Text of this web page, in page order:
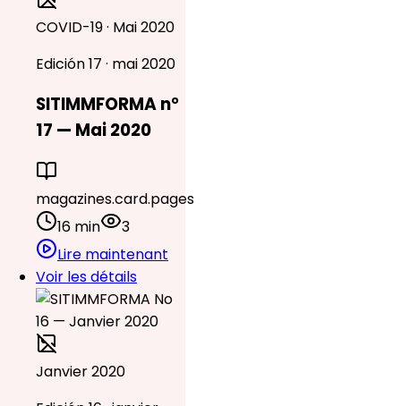
COVID-19 · Mai 2020
Edición 17 · mai 2020
SITIMMFORMA n°
17 — Mai 2020
magazines.card.pages
16 min
3
Lire maintenant
Voir les détails
Janvier 2020